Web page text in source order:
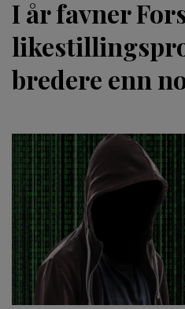
I år favner
bredere enn